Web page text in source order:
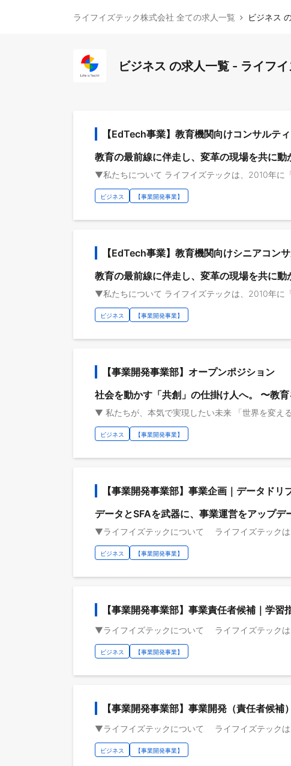
ライフイズテック株式会社 全ての求人一覧 ビジネス
ビジネス の求人一覧 - ライフ
【EdTech事業】教育機関向けコンサルテ
教育の最前線に伴走し、変革の現場を共に動
ビジネス 【事業開発事業】
【EdTech事業】教育機関向けシニアコン
教育の最前線に伴走し、変革の現場を共に動
ビジネス 【事業開発事業】
【事業開発事業部】オープンポジション
社会を動かす「共創」の仕掛け人へ。 〜教
ビジネス 【事業開発事業】
【事業開発事業部】事業企画｜データド
データとSFAを武器に、事業運営をアップデ
ビジネス 【事業開発事業】
【事業開発事業部】事業責任者候補｜学習
ビジネス 【事業開発事業】
【事業開発事業部】事業開発（責任者候
ビジネス 【事業開発事業】